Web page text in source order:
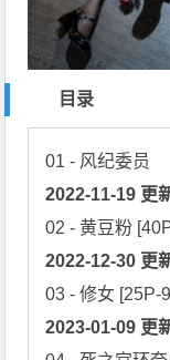
目录
2022-11-19 更
2022-12-30 更
2023-01-09 更